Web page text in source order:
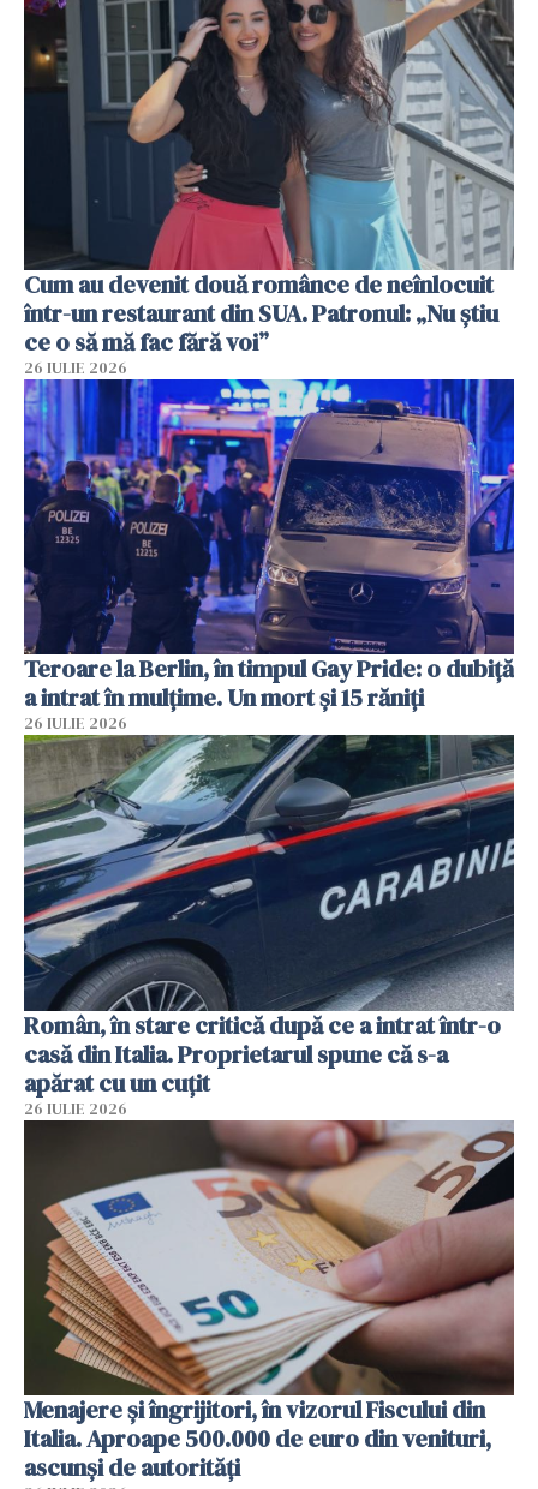
Cum au devenit două românce de neînlocuit
într-un restaurant din SUA. Patronul: „Nu știu
ce o să mă fac fără voi”
26 IULIE 2026
Teroare la Berlin, în timpul Gay Pride: o dubiță
a intrat în mulțime. Un mort și 15 răniți
26 IULIE 2026
Român, în stare critică după ce a intrat într-o
casă din Italia. Proprietarul spune că s-a
apărat cu un cuțit
26 IULIE 2026
Menajere și îngrijitori, în vizorul Fiscului din
Italia. Aproape 500.000 de euro din venituri,
ascunși de autorități